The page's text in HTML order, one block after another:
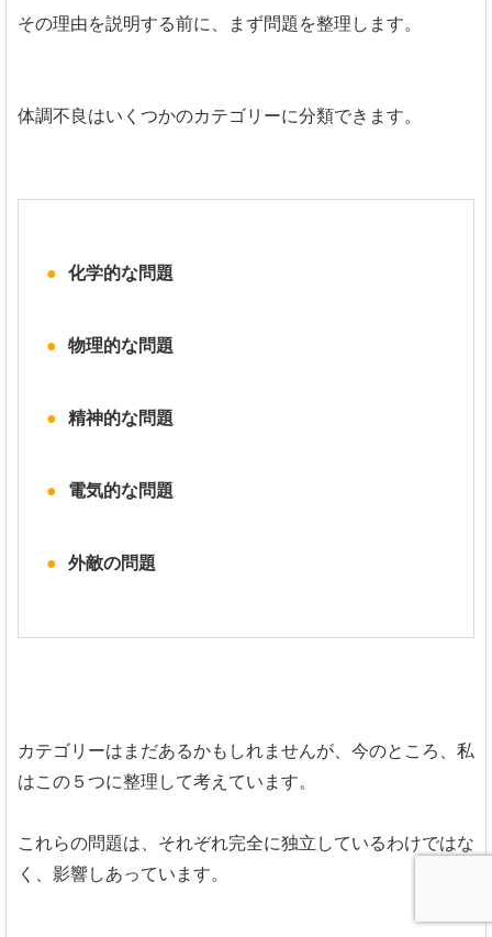
その理由を説明する前に、まず問題を整理します。
体調不良はいくつかのカテゴリーに分類できます。
化学的な問題
物理的な問題
精神的な問題
電気的な問題
外敵の問題
カテゴリーはまだあるかもしれませんが、今のところ、私
はこの５つに整理して考えています。
これらの問題は、それぞれ完全に独立しているわけではな
く、影響しあっています。